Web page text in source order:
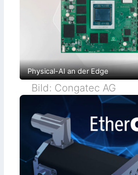
Physical-AI an der Edge
Bild: Congatec AG